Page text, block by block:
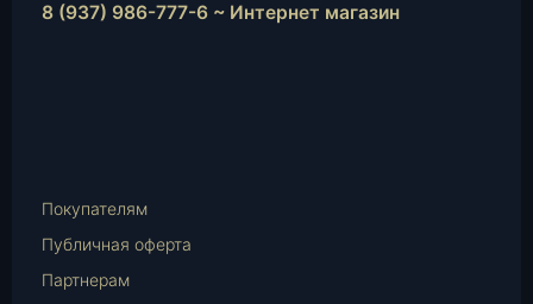
8 (937) 986-777-6 ~ Интернет магазин
Mail
Покупателям
Публичная оферта
Партнерам